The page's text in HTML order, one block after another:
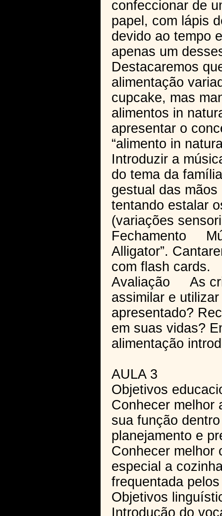
confeccionar de
papel, com lápis
devido ao tempo
apenas um
Destacaremos
alimentação
cupcake, mas
alimentos in
apresentar o
“alimento in
Introduzir a
do tema da
gestual das
tentando estalar
(variações
Fechamento
Alligator”.
com flash cards.
Avaliação As
assimilar e
apresentado?
em suas vidas?
alimentação
AULA 3
Objetivos
Conhecer melhor
sua função
planejamento e
Conhecer melhor
especial a
frequentada
Objetivos
Introdução do